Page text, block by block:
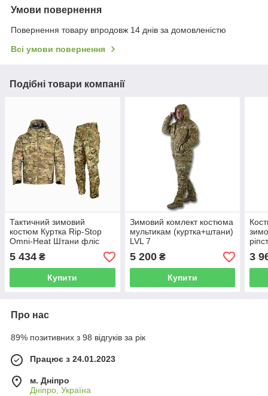
Умови повернення
Повернення товару впродовж 14 днів за домовленістю
Всі умови повернення
Подібні товари компанії
Тактичний зимовий
костюм Куртка Rip-Stop
Omni-Heat Штани фліс
Мультикам
5 434 ₴
Купити
Зимовий комлект костюма
мультикам (куртка+штани)
LVL 7
5 200₴
Купити
Heat
3
Про нас
89% позитивних з 98 відгуків за рік
Працює з 24.01.2023
м. Дніпро
Дніпро, Україна